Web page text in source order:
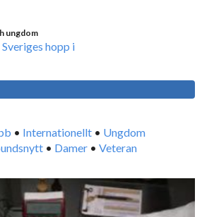
ungdom
hopp i
• Internationellt • Ungdom
• Damer • Veteran